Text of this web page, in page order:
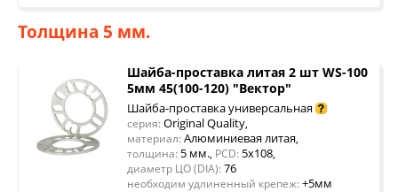
Толщина 5 мм.
Шайба-проставка литая 2 шт WS-100
5мм 45(100-120) "Вектор"
Шайба-проставка универсальная
серия: Original Quality,
материал: Алюминиевая литая,
толщина: 5 мм., PCD: 5x108,
диаметр ЦО (DIA): 76
необходим удлиненный крепеж: +5мм